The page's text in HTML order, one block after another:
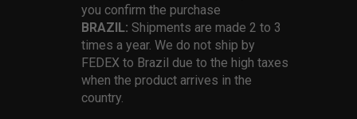
you confirm the purchase
BRAZIL: Shipments are made 2 to 3
times a year. We do not ship by
FEDEX to Brazil due to the high taxes
when the product arrives in the
country.